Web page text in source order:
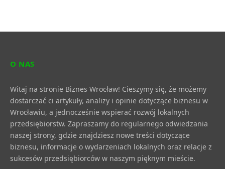
O NAS
Witaj na stronie Biznes Wrocław! Cieszymy się, że możemy
dostarczać ci artykuły, analizy i opinie dotyczące biznesu w
Wrocławiu, a jednocześnie wspierać rozwój lokalnych
przedsiębiorstw. Zapraszamy do regularnego odwiedzania
naszej strony, gdzie znajdziesz nowe treści dotyczące
biznesu, informacje o wydarzeniach lokalnych oraz relacje z
sukcesów przedsiębiorców w naszym pięknym mieście.